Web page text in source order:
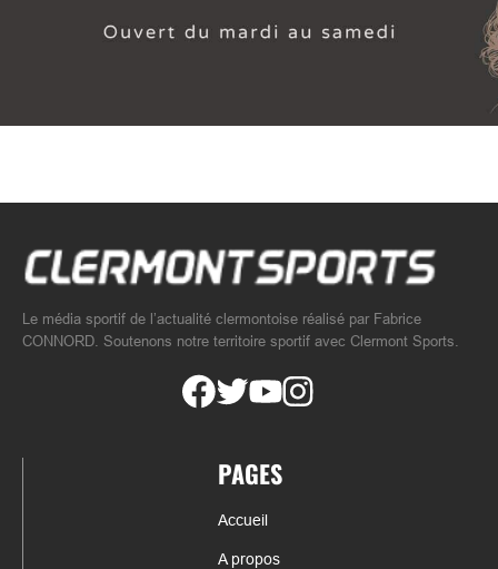
Le média sportif de l’actualité clermontoise réalisé par Fabrice
CONNORD. Soutenons notre territoire sportif avec Clermont Sports.
PAGES
Accueil
A propos